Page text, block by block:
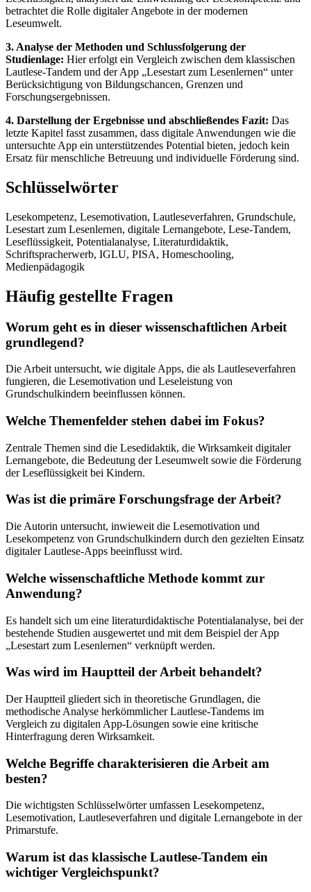
betrachtet die Rolle digitaler Angebote in der modernen
Leseumwelt.
3. Analyse der Methoden und Schlussfolgerung der
Studienlage: Hier erfolgt ein Vergleich zwischen dem klassischen
Lautlese-Tandem und der App „Lesestart zum Lesenlernen“ unter
Berücksichtigung von Bildungschancen, Grenzen und
Forschungsergebnissen.
4. Darstellung der Ergebnisse und abschließendes Fazit: Das
letzte Kapitel fasst zusammen, dass digitale Anwendungen wie die
untersuchte App ein unterstützendes Potential bieten, jedoch kein
Ersatz für menschliche Betreuung und individuelle Förderung sind.
Schlüsselwörter
Lesekompetenz, Lesemotivation, Lautleseverfahren, Grundschule,
Lesestart zum Lesenlernen, digitale Lernangebote, Lese-Tandem,
Leseflüssigkeit, Potentialanalyse, Literaturdidaktik,
Schriftspracherwerb, IGLU, PISA, Homeschooling,
Medienpädagogik
Häufig gestellte Fragen
Worum geht es in dieser wissenschaftlichen Arbeit
grundlegend?
Die Arbeit untersucht, wie digitale Apps, die als Lautleseverfahren
fungieren, die Lesemotivation und Leseleistung von
Grundschulkindern beeinflussen können.
Welche Themenfelder stehen dabei im Fokus?
Zentrale Themen sind die Lesedidaktik, die Wirksamkeit digitaler
Lernangebote, die Bedeutung der Leseumwelt sowie die Förderung
der Leseflüssigkeit bei Kindern.
Was ist die primäre Forschungsfrage der Arbeit?
Die Autorin untersucht, inwieweit die Lesemotivation und
Lesekompetenz von Grundschulkindern durch den gezielten Einsatz
digitaler Lautlese-Apps beeinflusst wird.
Welche wissenschaftliche Methode kommt zur
Anwendung?
Es handelt sich um eine literaturdidaktische Potentialanalyse, bei der
bestehende Studien ausgewertet und mit dem Beispiel der App
„Lesestart zum Lesenlernen“ verknüpft werden.
Was wird im Hauptteil der Arbeit behandelt?
Der Hauptteil gliedert sich in theoretische Grundlagen, die
methodische Analyse herkömmlicher Lautlese-Tandems im
Vergleich zu digitalen App-Lösungen sowie eine kritische
Hinterfragung deren Wirksamkeit.
Welche Begriffe charakterisieren die Arbeit am
besten?
Die wichtigsten Schlüsselwörter umfassen Lesekompetenz,
Lesemotivation, Lautleseverfahren und digitale Lernangebote in der
Primarstufe.
Warum ist das klassische Lautlese-Tandem ein
wichtiger Vergleichspunkt?